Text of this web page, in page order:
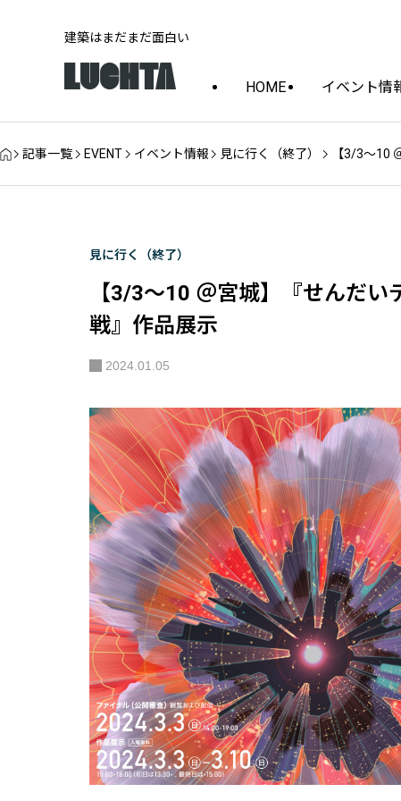
建築はまだまだ面白い
HOME イベント情
記事一覧 EVENT イベント情報 見に行く（終了） 【3/3～10
見に行く（終了）
【3/3～10 ＠宮城】『せんだ
戦』作品展示
2024.01.05